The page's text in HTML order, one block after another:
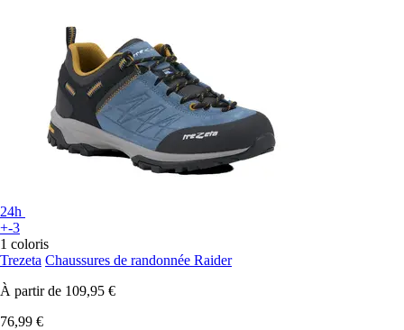
24h
+-3
1 coloris
Trezeta Chaussures de randonnée Raider
À partir de 109,95 €
76,99 €